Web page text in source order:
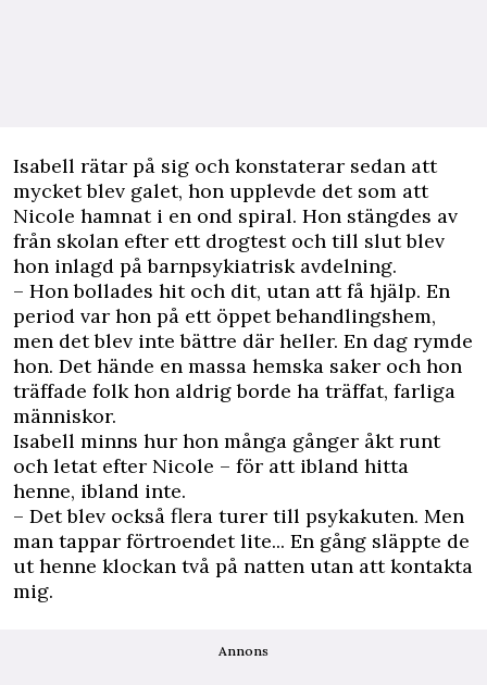
Isabell rätar på sig och konstaterar sedan att
mycket blev galet, hon upplevde det som att
Nicole hamnat i en ond spiral. Hon stängdes av
från skolan efter ett drogtest och till slut blev
hon inlagd på barnpsykiatrisk avdelning.
– Hon bollades hit och dit, utan att få hjälp. En
period var hon på ett öppet behandlingshem,
men det blev inte bättre där heller. En dag rymde
hon. Det hände en massa hemska saker och hon
träffade folk hon aldrig borde ha träffat, farliga
människor.
Isabell minns hur hon många gånger åkt runt
och letat efter Nicole – för att ibland hitta
henne, ibland inte.
– Det blev också flera turer till psykakuten. Men
man tappar förtroendet lite... En gång släppte de
ut henne klockan två på natten utan att kontakta
mig.
Annons